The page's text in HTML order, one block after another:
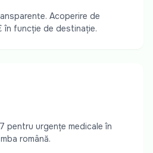
Acoperire de
funcție de destinație.
pentru urgențe medicale în
română.